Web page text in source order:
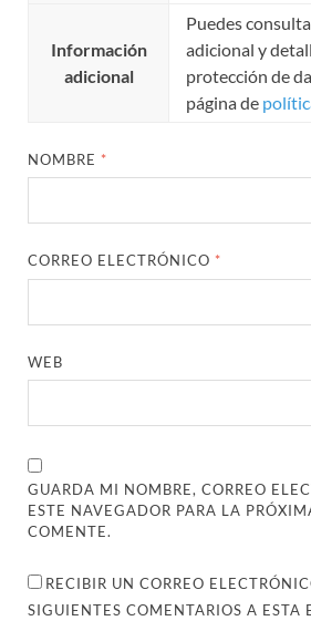
Información
adicional
Puedes
adicional y
protección de
página de
NOMBRE *
CORREO ELECTRÓNICO *
WEB
GUARDA MI NOMBRE, CORREO
ESTE NAVEGADOR PARA LA
COMENTE.
RECIBIR UN CORREO
SIGUIENTES COMENTARIOS A ESTA